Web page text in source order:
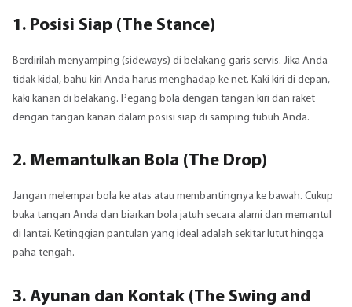
1. Posisi Siap (The Stance)
Berdirilah menyamping (sideways) di belakang garis servis. Jika Anda
tidak kidal, bahu kiri Anda harus menghadap ke net. Kaki kiri di depan,
kaki kanan di belakang. Pegang bola dengan tangan kiri dan raket
dengan tangan kanan dalam posisi siap di samping tubuh Anda.
2. Memantulkan Bola (The Drop)
Jangan melempar bola ke atas atau membantingnya ke bawah. Cukup
buka tangan Anda dan biarkan bola jatuh secara alami dan memantul
di lantai. Ketinggian pantulan yang ideal adalah sekitar lutut hingga
paha tengah.
3. Ayunan dan Kontak (The Swing and